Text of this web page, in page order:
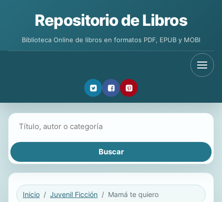
Repositorio de Libros
Biblioteca Online de libros en formatos PDF, EPUB y MOBI
Inicio Juvenil Ficción Mamá te quiero